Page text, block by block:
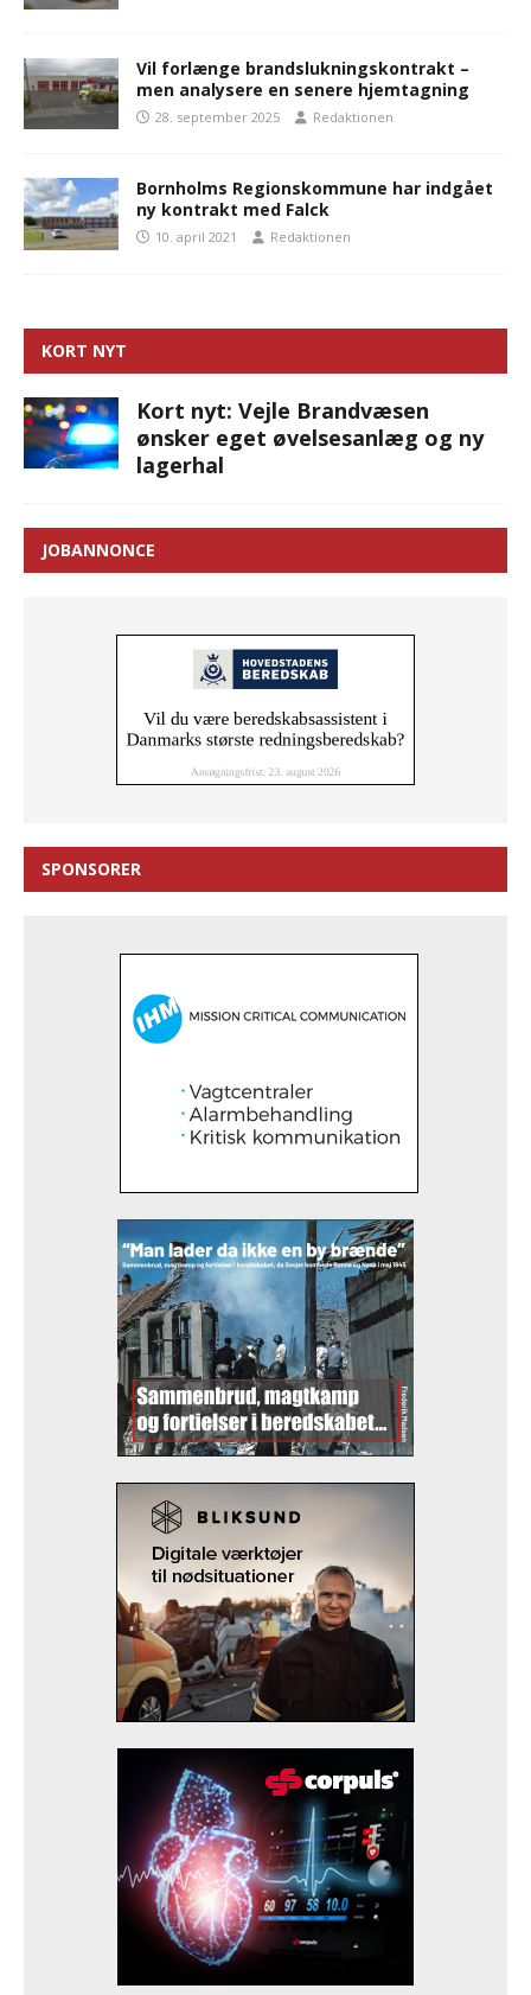
Vil forlænge brandslukningskontrakt –
men analysere en senere hjemtagning
28. september 2025 Redaktionen
Bornholms Regionskommune har indgået
ny kontrakt med Falck
10. april 2021 Redaktionen
KORT NYT
Kort nyt: Vejle Brandvæsen
ønsker eget øvelsesanlæg og ny
lagerhal
JOBANNONCE
SPONSORER